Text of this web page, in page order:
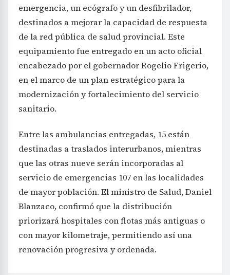
emergencia, un ecógrafo y un desfibrilador,
destinados a mejorar la capacidad de respuesta
de la red pública de salud provincial. Este
equipamiento fue entregado en un acto oficial
encabezado por el gobernador Rogelio Frigerio,
en el marco de un plan estratégico para la
modernización y fortalecimiento del servicio
sanitario.
Entre las ambulancias entregadas, 15 están
destinadas a traslados interurbanos, mientras
que las otras nueve serán incorporadas al
servicio de emergencias 107 en las localidades
de mayor población. El ministro de Salud, Daniel
Blanzaco, confirmó que la distribución
priorizará hospitales con flotas más antiguas o
con mayor kilometraje, permitiendo así una
renovación progresiva y ordenada.